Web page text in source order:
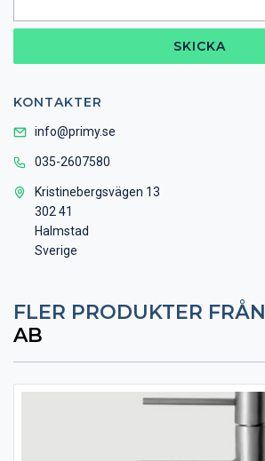
SKICKA
KONTAKTER
info@primy.se
035-2607580
Kristinebergsvägen 13
302 41
Halmstad
Sverige
FLER PRODUKTER FRÅN
AB